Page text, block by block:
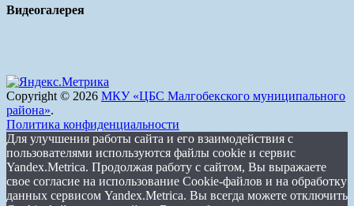
Видеогалерея
Copyright © 2026 МКУ «ЦБС Малгобекского муниципального
района».
Политика конфиденциальности
Для улучшения работы сайта и его взаимодействия с
пользователями используются файлы cookie и сервис
Yandex.Metrica. Продолжая работу с сайтом, Вы выражаете
свое согласие на использование Cookie-файлов и на обработку
данных сервисом Yandex.Metrica. Вы всегда можете отключить